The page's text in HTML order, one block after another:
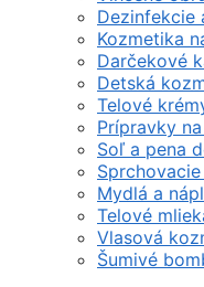
Dezinfekcie
Kozmetika
Darčekové
Detská
Telové
Prípravky
Soľ a pena
Mydlá a
Telové
Vlasová
Šumivé